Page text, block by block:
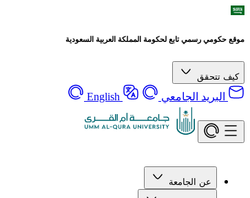
موقع حكومي رسمي تابع لحكومة المملكة العربية السعودية
كيف تتحقق
البريد الجامعي English
عن الجامعة